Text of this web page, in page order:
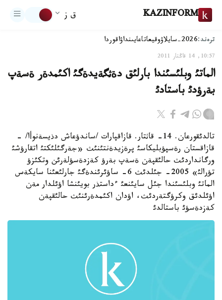
KAZINFORM ق ز
ترەند:2026-سايلاۋ وقيعاتاعايىنداۋاقوردا
10:57, 14 قاڭتار 2011
الماتئ وبلئسئندا بارلئق دةثگةيدةگئ اكئمدةر ةسةپ
بةرؤدئ باستادئ
تالدئقورعان. 14- قاثتار. قازاقپارات /ساندؤعاش دذيسةنوأا/ -
قازاقستان رةسپؤبليكاسئ پرةزيدةنتئنئث «جةرگئلئكتئ اتقارؤشئ
ورگانداردئث حالئقپةن ةسةپ بةرؤ كةزدةسؤلةرئن وتكئزؤ
تؤرالئ» 2005- جئلدئث 6- ساؤئرئندةگئ جارلئعئنا سايكةس
الماتئ وبلئسئندا جئل سايئنعئ ءداستذر بويئنشا اؤئلدار مةن
اؤئلدئق وكرؤگتةردئث، اؤدان اكئمدةرئنئث حالئقپةن
كةزدةسؤئ باستالدئ